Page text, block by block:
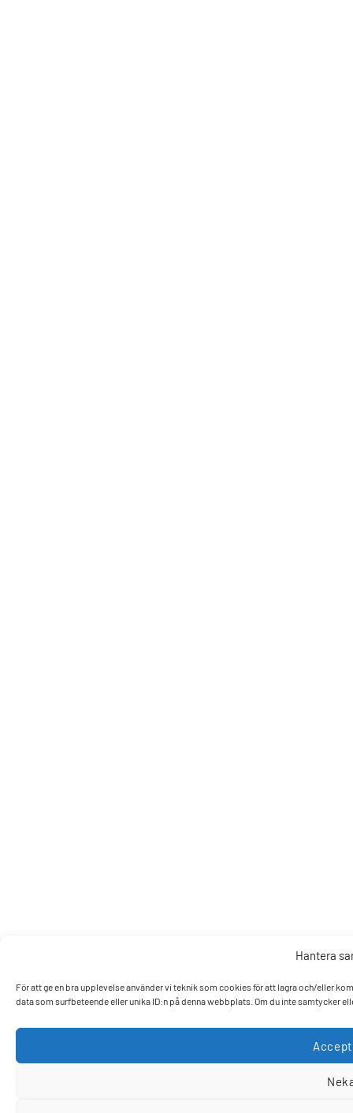
Hantera
För att ge en bra upplevelse använder vi teknik som cookies för att lagra och/eller
data som surfbeteende eller unika ID:n på denna webbplats. Om du inte samtycker